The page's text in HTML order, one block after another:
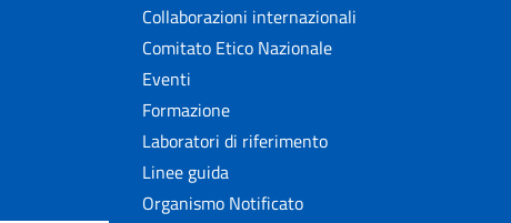
Collaborazioni internazionali
Comitato Etico Nazionale
Eventi
Formazione
Laboratori di riferimento
Linee guida
Organismo Notificato